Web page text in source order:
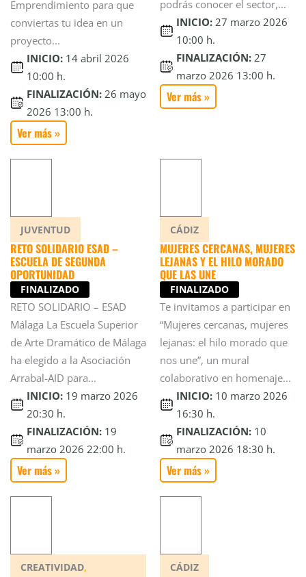
Emprendimiento para que
conviertas tu idea en un
proyecto...
INICIO: 14 abril 2026
10:00 h.
FINALIZACIÓN: 26 mayo
2026 13:00 h.
Ver más »
podrás conocer el sector,...
INICIO: 27 marzo 2026
10:00 h.
FINALIZACIÓN: 27
marzo 2026 13:00 h.
Ver más »
JUVENTUD
RETO SOLIDARIO ESAD –
ESCUELA DE SEGUNDA
OPORTUNIDAD
FINALIZADO
RETO SOLIDARIO – ESAD
Málaga La Escuela Superior
de Arte Dramático de Málaga
ha elegido a la Asociación
Arrabal-AID para...
INICIO: 19 marzo 2026
20:30 h.
FINALIZACIÓN: 19
marzo 2026 22:00 h.
Ver más »
CÁDIZ
MUJERES CERCANAS, MUJERES
LEJANAS Y EL HILO MORADO
QUE LAS UNE
FINALIZADO
Te invitamos a participar en
“Mujeres cercanas, mujeres
lejanas: el hilo morado que
nos une”, un mural
colaborativo en homenaje...
INICIO: 10 marzo 2026
16:30 h.
FINALIZACIÓN: 10
marzo 2026 18:30 h.
Ver más »
CREATIVIDAD, CÁDIZ